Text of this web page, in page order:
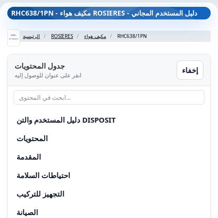
RHC638/1PN - مكيف هواء ROSIERES - دليل المستخدم المجاني
الرئيسية ROSIERES مكيف هواء RHC638/1PN
جدول المحتويات
انقر على عنوان للوصول إليه
إخفاء
دليل المستخدم والتن DISPOSIT
المحتويات
المقدمة
احتياطات السلامة
التجهيز للتركيب
الصيانة